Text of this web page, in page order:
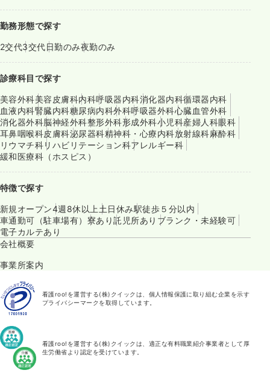
勤務形態で探す
2交代3交代日勤のみ夜勤のみ
診療科目で探す
美容外科美容皮膚科内科呼吸器内科消化器内科循環器内科
血液内科腎臓内科糖尿病内科外科呼吸器外科心臓血管外科
消化器外科脳神経外科整形外科形成外科小児科産婦人科眼科
耳鼻咽喉科皮膚科泌尿器科精神科・心療内科放射線科麻酔科
リウマチ科リハビリテーション科アレルギー科
緩和医療科（ホスピス）
特徴で探す
新規オープン4週8休以上 土日休み駅徒歩５分以内
車通勤可（駐車場有） 寮あり託児所あり ブランク・未経験可
電子カルテあり
会社概要
事業所案内
看護roo!を運営する(株)クイックは、個人情報保護に取り組む企業を示す
プライバシーマークを取得しています。
看護roo!を運営する(株)クイックは、適正な有料職業紹介事業者として厚
生労働省より認定を受けています。